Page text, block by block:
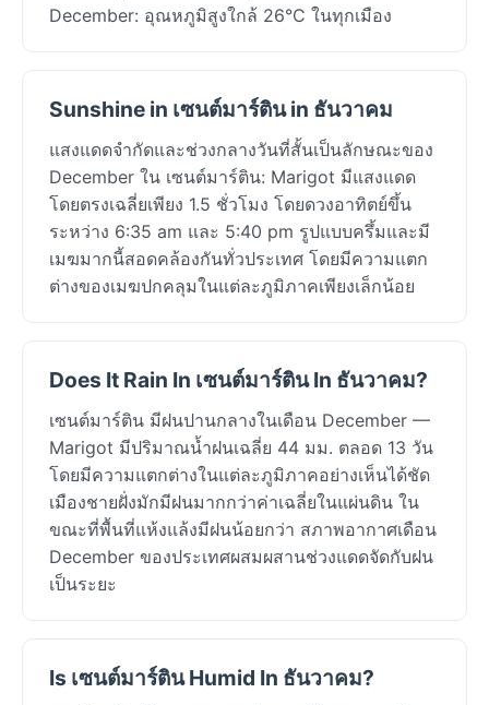
December: อุณหภูมิสูงใกล้ 26°C ในทุกเมือง
Sunshine in เซนต์มาร์ติน in ธันวาคม
แสงแดดจำกัดและช่วงกลางวันที่สั้นเป็นลักษณะของ
December ใน เซนต์มาร์ติน: Marigot มีแสงแดด
โดยตรงเฉลี่ยเพียง 1.5 ชั่วโมง โดยดวงอาทิตย์ขึ้น
ระหว่าง 6:35 am และ 5:40 pm รูปแบบครึ้มและมี
เมฆมากนี้สอดคล้องกันทั่วประเทศ โดยมีความแตก
ต่างของเมฆปกคลุมในแต่ละภูมิภาคเพียงเล็กน้อย
Does It Rain In เซนต์มาร์ติน In ธันวาคม?
เซนต์มาร์ติน มีฝนปานกลางในเดือน December —
Marigot มีปริมาณน้ำฝนเฉลี่ย 44 มม. ตลอด 13 วัน
โดยมีความแตกต่างในแต่ละภูมิภาคอย่างเห็นได้ชัด
เมืองชายฝั่งมักมีฝนมากกว่าค่าเฉลี่ยในแผ่นดิน ใน
ขณะที่พื้นที่แห้งแล้งมีฝนน้อยกว่า สภาพอากาศเดือน
December ของประเทศผสมผสานช่วงแดดจัดกับฝน
เป็นระยะ
Is เซนต์มาร์ติน Humid In ธันวาคม?